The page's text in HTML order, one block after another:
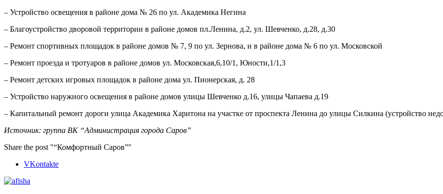
– Устройство освещения в районе дома № 26 по ул. Академика Негина
– Благоустройство дворовой территории в районе домов пл.Ленина, д.2, ул. Шевченко, д.28, д.30
– Ремонт спортивных площадок в районе домов № 7, 9 по ул. Зернова, и в районе дома № 6 по ул. Московской
– Ремонт проезда и тротуаров в районе домов ул. Московская,6,10/1, Юности,1/1,3
– Ремонт детских игровых площадок в районе дома ул. Пионерская, д. 28
– Устройство наружного освещения в районе домов улицы Шевченко д.16, улицы Чапаева д.19
– Капитальный ремонт дороги улица Академика Харитона на участке от проспекта Ленина до улицы Силкина (устройство
Источник: группа ВК “Администрация города Саров”
Share the post "“Комфортный Саров”"
VKontakte